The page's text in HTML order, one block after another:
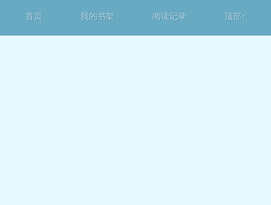
首页 我的书架 阅读记录 顶部↑